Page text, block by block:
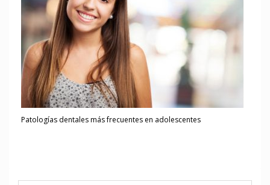
Patologías dentales más frecuentes en adolescentes